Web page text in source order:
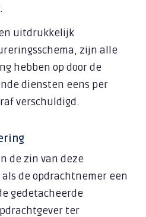
uitdrukkelijk
zijn alle
hebben op door de
diensten eens per
verschuldigd.
de zin van deze
de opdrachtnemer een
gedetacheerde
ter